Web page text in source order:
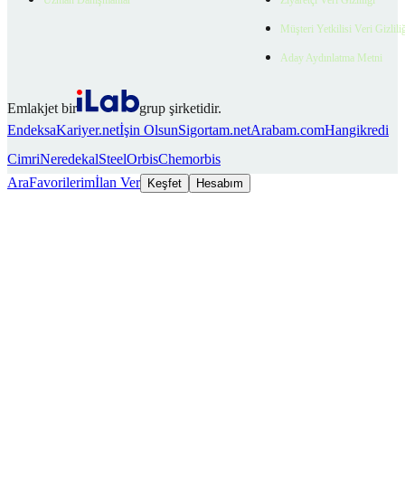
Müşteri Yetkilisi Veri
Aday Aydınlatma Metni
Emlakjet bir
grup şirketidir.
EndeksaKariyer.netİşin OlsunSigortam.netArabam.comHangikredi
CimriNeredekalSteelOrbisChemorbis
AraFavorilerimİlan Ver Keşfet Hesabım